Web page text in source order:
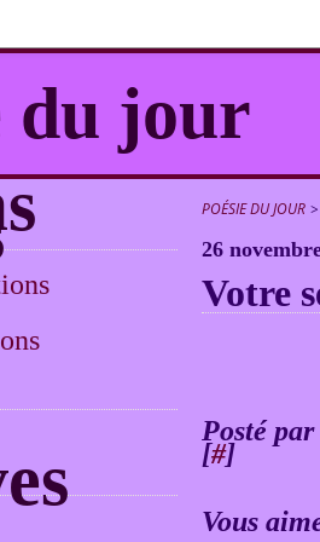
du jour
POÉSIE DU JOUR >
26
Votre
Posté
[#]
Vous